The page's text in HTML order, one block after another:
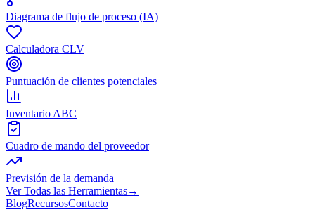
Diagrama de flujo de proceso (IA)
Calculadora CLV
Puntuación de clientes potenciales
Inventario ABC
Cuadro de mando del proveedor
Previsión de la demanda
Ver Todas las Herramientas→
BlogRecursosContacto